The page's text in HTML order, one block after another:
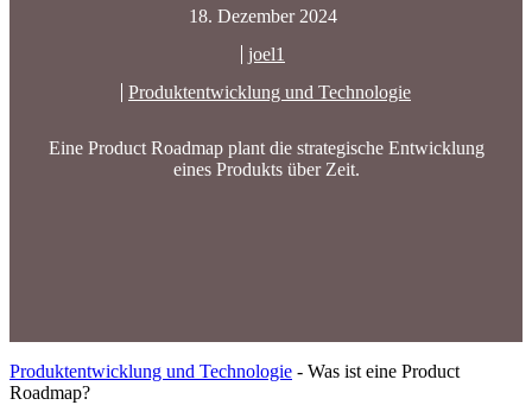
18. Dezember 2024
joel1
Produktentwicklung und Technologie
Eine Product Roadmap plant die strategische Entwicklung
eines Produkts über Zeit.
Produktentwicklung und Technologie - Was ist eine Product
Roadmap?